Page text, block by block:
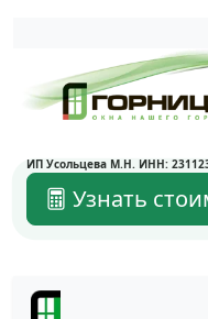
ИП Усольцева М.Н. ИНН:
Узнать